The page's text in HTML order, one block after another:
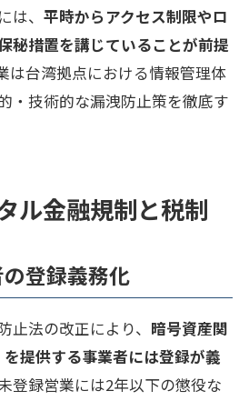
、 平時からアクセス制限やロ
秘措置を講じていることが前提
は台湾拠点における情報管理体
・技術的な漏洩防止策を徹底す
ル金融規制と税制
登録義務化
止法の改正により、 暗号資産関
提供する事業者には登録が義
登録営業には2年以下の懲役な